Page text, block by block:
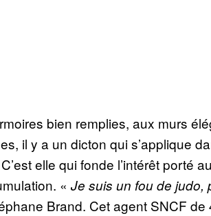
bien remplies, aux murs
il y a un dicton qui s’applique
elle qui fonde l’intérêt porté
« Je suis un fou de judo,
Brand. Cet agent SNCF